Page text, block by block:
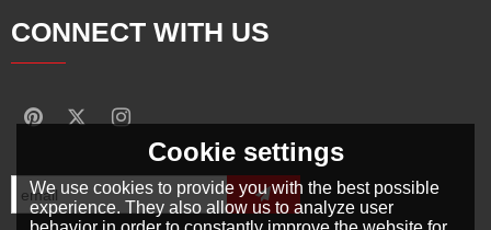
CONNECT WITH US
Cookie settings
We use cookies to provide you with the best possible
experience. They also allow us to analyze user